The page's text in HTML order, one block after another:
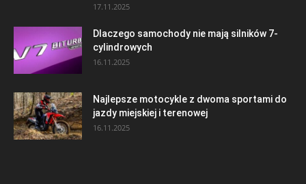
17.11.2025
Dlaczego samochody nie mają silników 7-
cylindrowych
16.11.2025
Najlepsze motocykle z dwoma sportami do
jazdy miejskiej i terenowej
16.11.2025